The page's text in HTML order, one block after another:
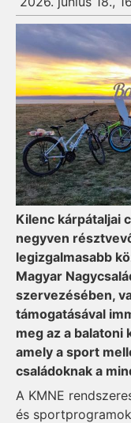
Kilenc kárpátaljai
negyven
legizgalmasabb
Magyar
szervezésében,
támogatásával
meg az a
amely a sport
családoknak a
A KMNE
és